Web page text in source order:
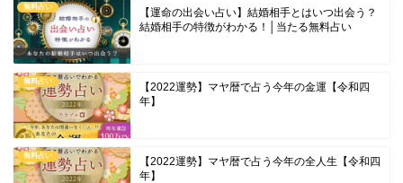
無料占い
【運命の出会い占い】結婚相手とはいつ出会う？
結婚相手の特徴がわかる！│当たる無料占い
無料占い
【2022運勢】マヤ暦で占う今年の金運【令和四
年】
無料占い
【2022運勢】マヤ暦で占う今年の全人生【令和四
年】